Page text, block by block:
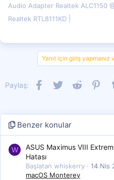
Audio Adapter Realtek
Realtek RTL8111KD
Yanıt için giriş yapmanız
Paylaş: Facebook
Twitter Reddit
Benzer konular
W
ASUS Maximus VIII
Hatası
Başlatan whiskerry 14 Nis
macOS Monterey